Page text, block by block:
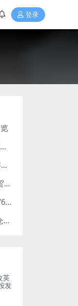
登录
海外股票交易源码/港股泰股/美股源码/印度股源码/马拉西亚股票源码/国际股票配资
2024 抖音快手短视频解析去水印php源码
Java多语言跨境电商外贸商城TikToKshop内嵌商城I商家入驻I一键铺
新版绿豆视频APP源码V6.6 免授权插件版
PHP进销存源码ERP多仓库管理系统 手机版进销存 php网络版进销存小程序
英
发